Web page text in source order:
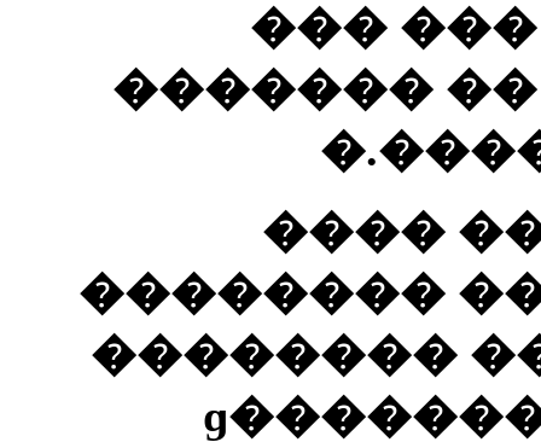
�����
� ���
�����
�������
�������� ���� ��������ɡ